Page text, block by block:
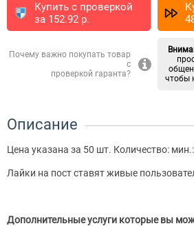
Купить с проверкой
за 152.92 p.
Почему важно покупать товар
с
проверкой гаранта?
чтобы
Описание
Цена указана за 50 шт. Количество:
Лайки на пост ставят живые
Дополнительные услуги которые вы